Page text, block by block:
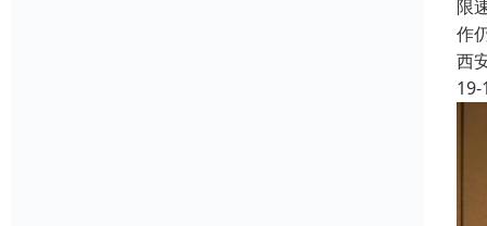
限
作
西
19-